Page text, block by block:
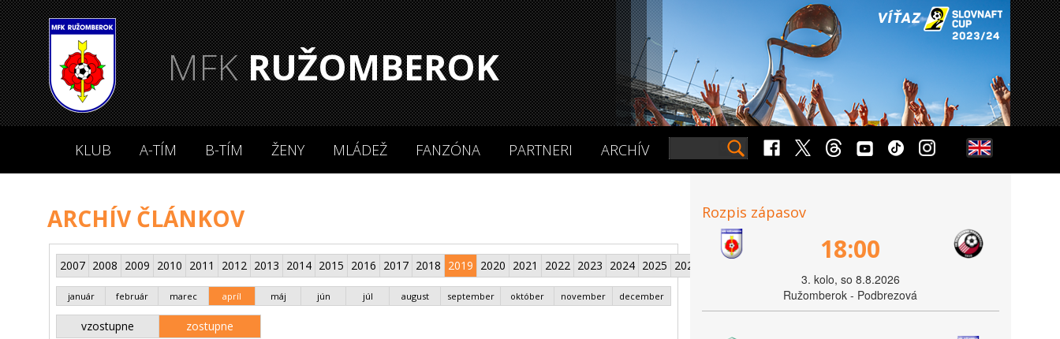
MFKRUŽOMBEROK
KLUB A-TÍM B-TÍM ŽENY MLÁDEŽ FANZÓNA PARTNERI ARCHÍV
ARCHÍV ČLÁNKOV
2007 2008 2009 2010 2011 2012 2013 2014 2015 2016 2017 2018 2019 2020 2021 2022 2023 2024 2025 2026
január február marec apríl máj jún júl august september október november december
vzostupne zostupne
Rozpis zápasov
18:00
3. kolo, so 8.8.2026
Ružomberok - Podbrezová